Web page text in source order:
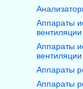
Аппараты
вентиляции
Аппараты
вентиляции
Аппараты
Аппараты